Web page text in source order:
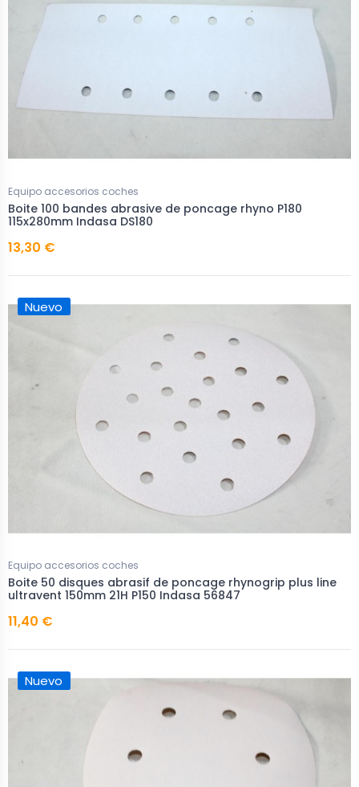
Equipo accesorios coches
Boite 100 bandes abrasive de poncage rhyno P180
115x280mm Indasa DS180
13,30 €
Nuevo
Equipo accesorios coches
Boite 50 disques abrasif de poncage rhynogrip plus line
ultravent 150mm 21H P150 Indasa 56847
11,40 €
Nuevo